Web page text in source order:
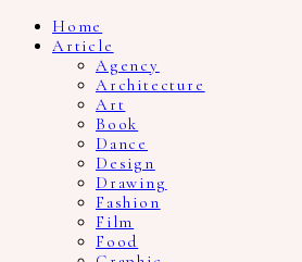
Home
Article
Agency
Architecture
Art
Book
Dance
Design
Drawing
Fashion
Film
Food